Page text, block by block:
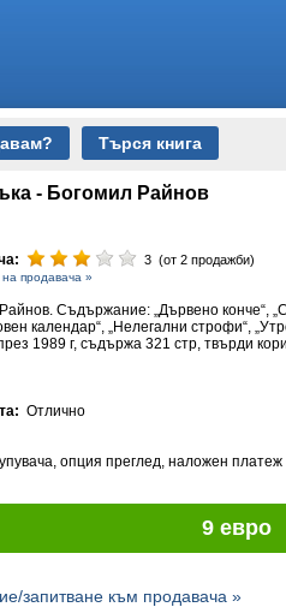
Търся книга
- Богомил Райнов
3 (от 2 продажби)
продавача »
Съдържание: „Дървено конче“,
календар“, „Нелегални строфи“,
1989 г, съдържа 321 стр, твърди
Отлично
опция преглед, наложен платеж
9 евро
запитване към продавача »